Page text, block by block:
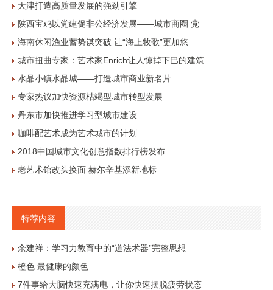
天津打造高质量发展的强劲引擎
陕西宝鸡以党建促非公经济发展——城市商圈 党
海南休闲渔业蓄势谋突破 让“海上牧歌”更加悠
城市扭曲专家：艺术家Enrich让人惊掉下巴的建筑
水晶小镇水晶城——打造城市商业新名片
专家热议加快资源枯竭型城市转型发展
丹东市加快推进学习型城市建设
咖啡配艺术成为艺术城市的计划
2018中国城市文化创意指数排行榜发布
老艺术馆改头换面 赫尔辛基添新地标
特荐内容
余建祥：学习力教育中的“道法术器”完整思想
橙色 最健康的颜色
7件事给大脑快速充满电，让你快速摆脱疲劳状态